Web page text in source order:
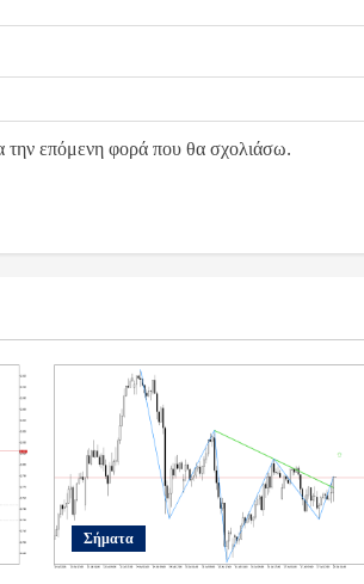
την επόμενη φορά που θα σχολιάσω.
Σήματα